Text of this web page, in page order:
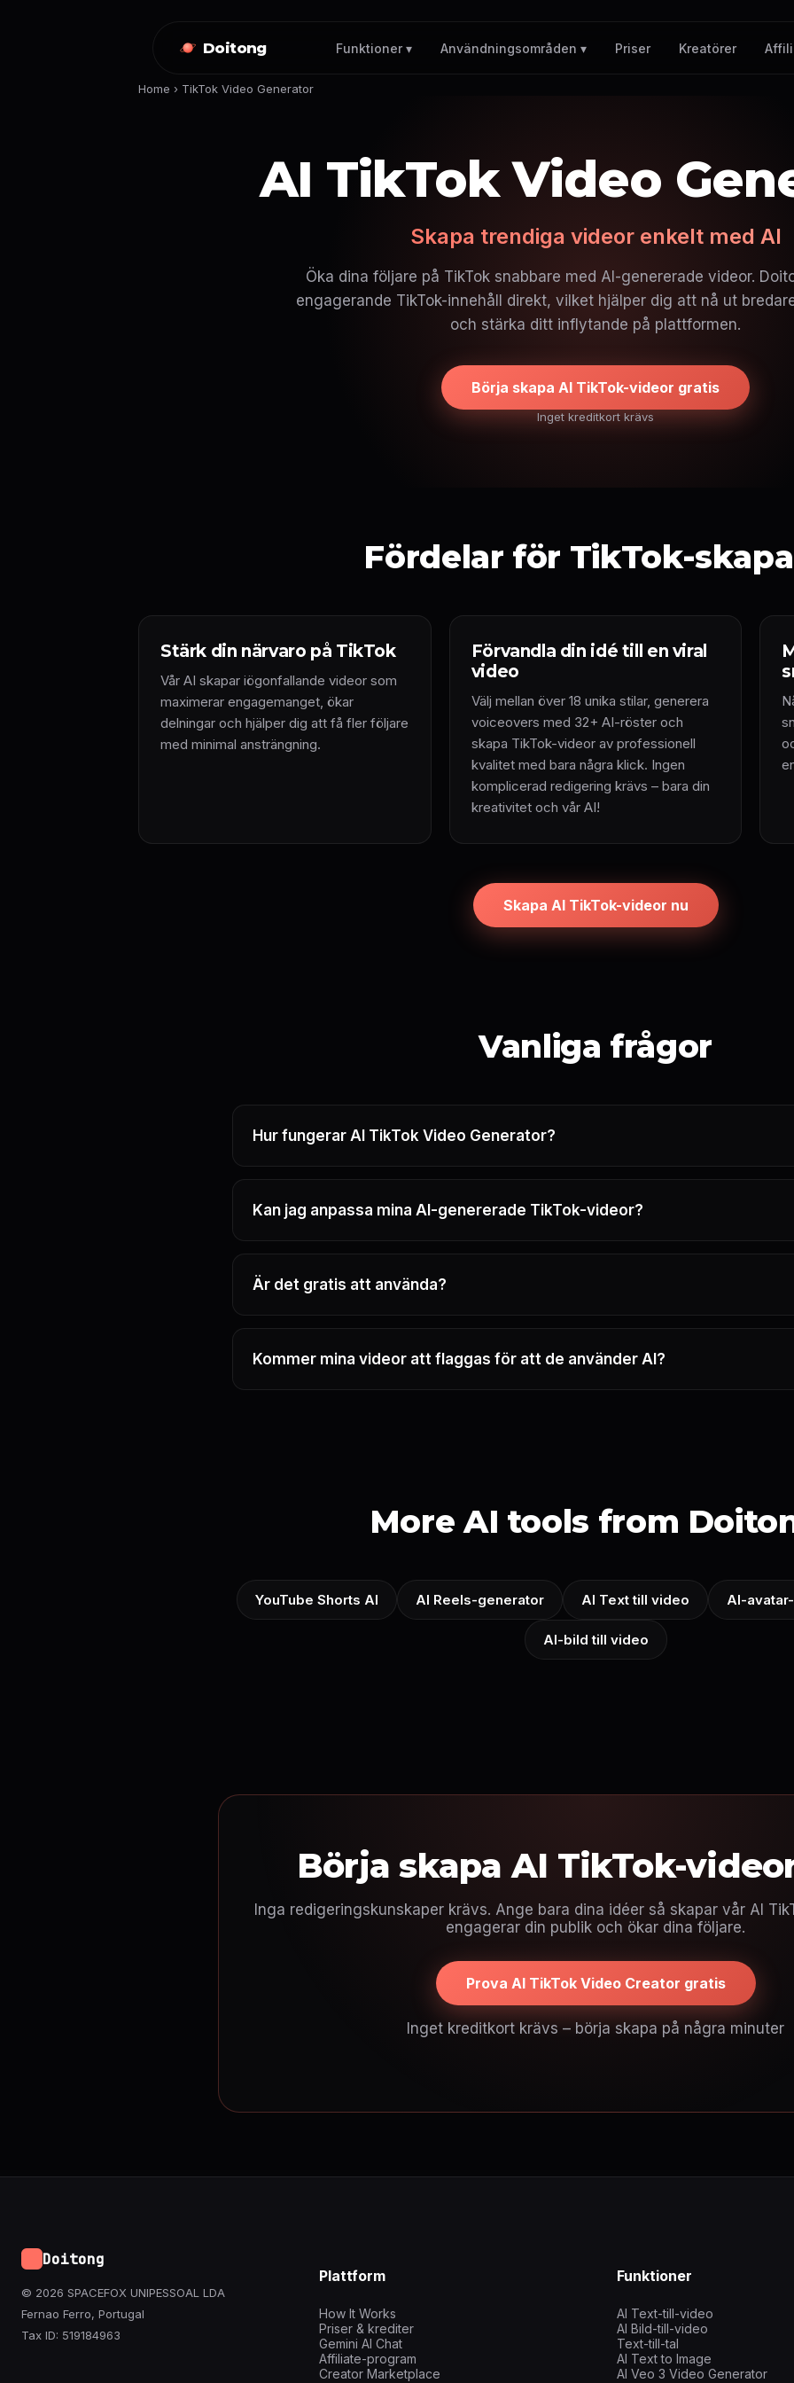
Doitong Funktioner ▾ Användningsområden ▾ Priser Kreatörer
Home › TikTok Video Generator
AI TikTok Video
Skapa trendiga videor enkelt med AI
Öka dina följare på TikTok snabbare med AI-genererade videor.
engagerande TikTok-innehåll direkt, vilket hjälper dig att nå ut
och stärka ditt inflytande på plattformen.
Börja skapa AI TikTok-videor gratis
Inget kreditkort krävs
Fördelar för TikTok-
Stärk din närvaro på TikTok
Vår AI skapar iögonfallande videor som
maximerar engagemanget, ökar
delningar och hjälper dig att få fler följare
med minimal ansträngning.
Förvandla din idé till en viral
video
Välj mellan över 18 unika stilar, generera
voiceovers med 32+ AI-röster och
skapa TikTok-videor av professionell
kvalitet med bara några klick. Ingen
komplicerad redigering krävs – bara din
kreativitet och vår AI!
Skapa AI TikTok-videor nu
Vanliga frågor
Hur fungerar AI TikTok Video Generator?
Kan jag anpassa mina AI-genererade TikTok-videor?
Är det gratis att använda?
Kommer mina videor att flaggas för att de använder AI?
More AI tools from
YouTube Shorts AI AI Reels-generator AI Text till video AI-
AI-bild till video
Börja skapa AI TikTok-
Inga redigeringskunskaper krävs. Ange bara dina idéer så skapar vår AI
engagerar din publik och ökar dina följare.
Prova AI TikTok Video Creator gratis
Inget kreditkort krävs – börja skapa på några minuter
Doitong
© 2026 SPACEFOX UNIPESSOAL LDA
Fernao Ferro, Portugal
Tax ID: 519184963
Plattform
How It Works
Priser & krediter
Gemini AI Chat
Affiliate-program
Creator Marketplace
Funktioner
AI Text-till-video
AI Bild-till-video
Text-till-tal
AI Text to Image
AI Veo 3 Video Generator